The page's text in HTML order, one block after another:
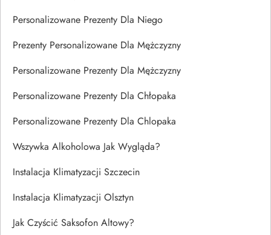
Personalizowane Prezenty Dla Niego
Prezenty Personalizowane Dla Mężczyzny
Personalizowane Prezenty Dla Mężczyzny
Personalizowane Prezenty Dla Chłopaka
Personalizowane Prezenty Dla Chlopaka
Wszywka Alkoholowa Jak Wygląda?
Instalacja Klimatyzacji Szczecin
Instalacja Klimatyzacji Olsztyn
Jak Czyścić Saksofon Altowy?